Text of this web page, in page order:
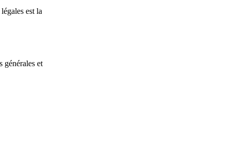
est la
générales et